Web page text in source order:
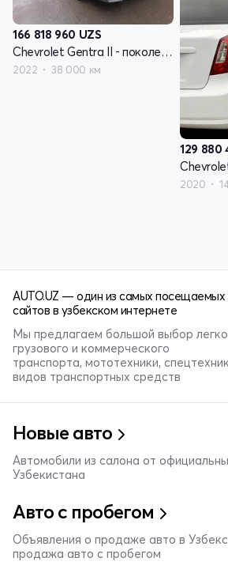
166 818 960 UZS
Chevrolet Gentra II - поколение
2022 38 000 км
129 880
2020
AUTO.UZ — один из самых посещаемых
сайтов в узбекском интернете
Мы предлагаем большой выбор
грузового и коммерческого
транспорта, мототехники,
видов транспортных средств
Новые авто
Автомобили из салона от
Узбекистана
Авто с пробегом
Объявления о продаже авто в
продажа авто с пробегом